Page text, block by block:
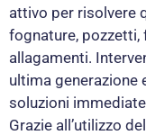
attivo per risolvere
fognature,
allagamenti.
ultima generazione
soluzioni
Grazie all’utilizzo del